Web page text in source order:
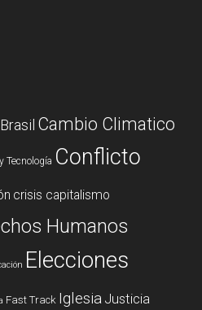
Brasil Cambio Climatico
Tecnología Conflicto
crisis capitalismo
Humanos
Elecciones
Fast Track Iglesia Justicia